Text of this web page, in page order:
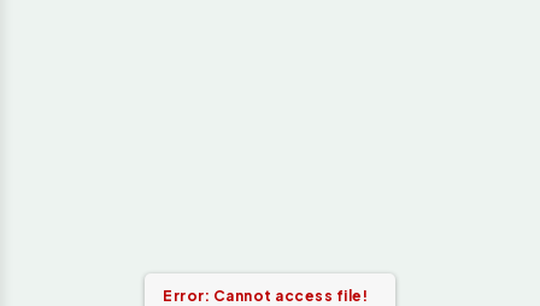
Error: Cannot access file!